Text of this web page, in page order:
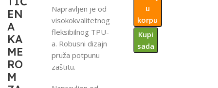
EN
A
KA
ME
RO
M
Napravljen je od
visokokvalitetnog
fleksibilnog TPU-
a. Robusni dizajn
pruža potpunu
zaštitu.
u
korpu
Kupi
sada